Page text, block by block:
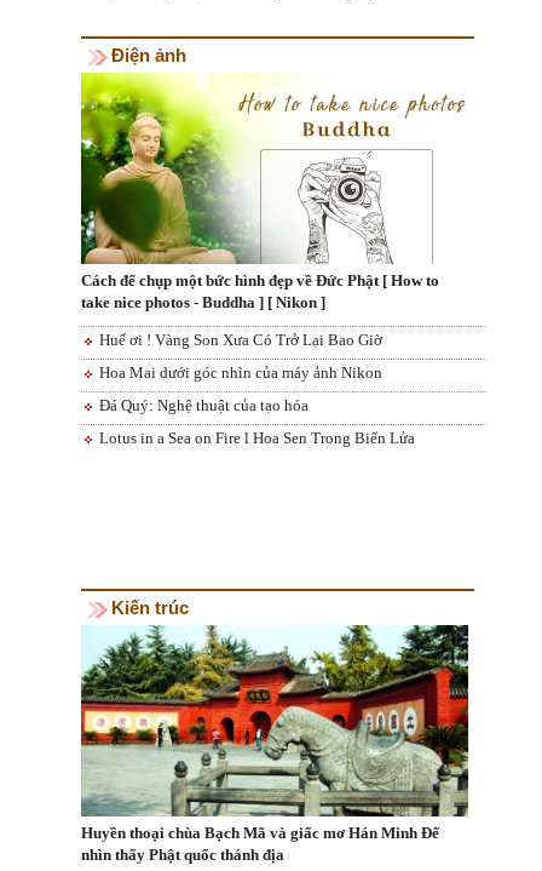
Điện ảnh
Cách để chụp một bức hình đẹp về Đức Phật [ How to
take nice photos - Buddha ] [ Nikon ]
Huế ơi ! Vàng Son Xưa Có Trở Lại Bao Giờ
Hoa Mai dưới góc nhìn của máy ảnh Nikon
Đá Quý: Nghệ thuật của tạo hóa
Lotus in a Sea on Fire l Hoa Sen Trong Biển Lửa
Kiến trúc
Huyền thoại chùa Bạch Mã và giấc mơ Hán Minh Đế
nhìn thấy Phật quốc thánh địa